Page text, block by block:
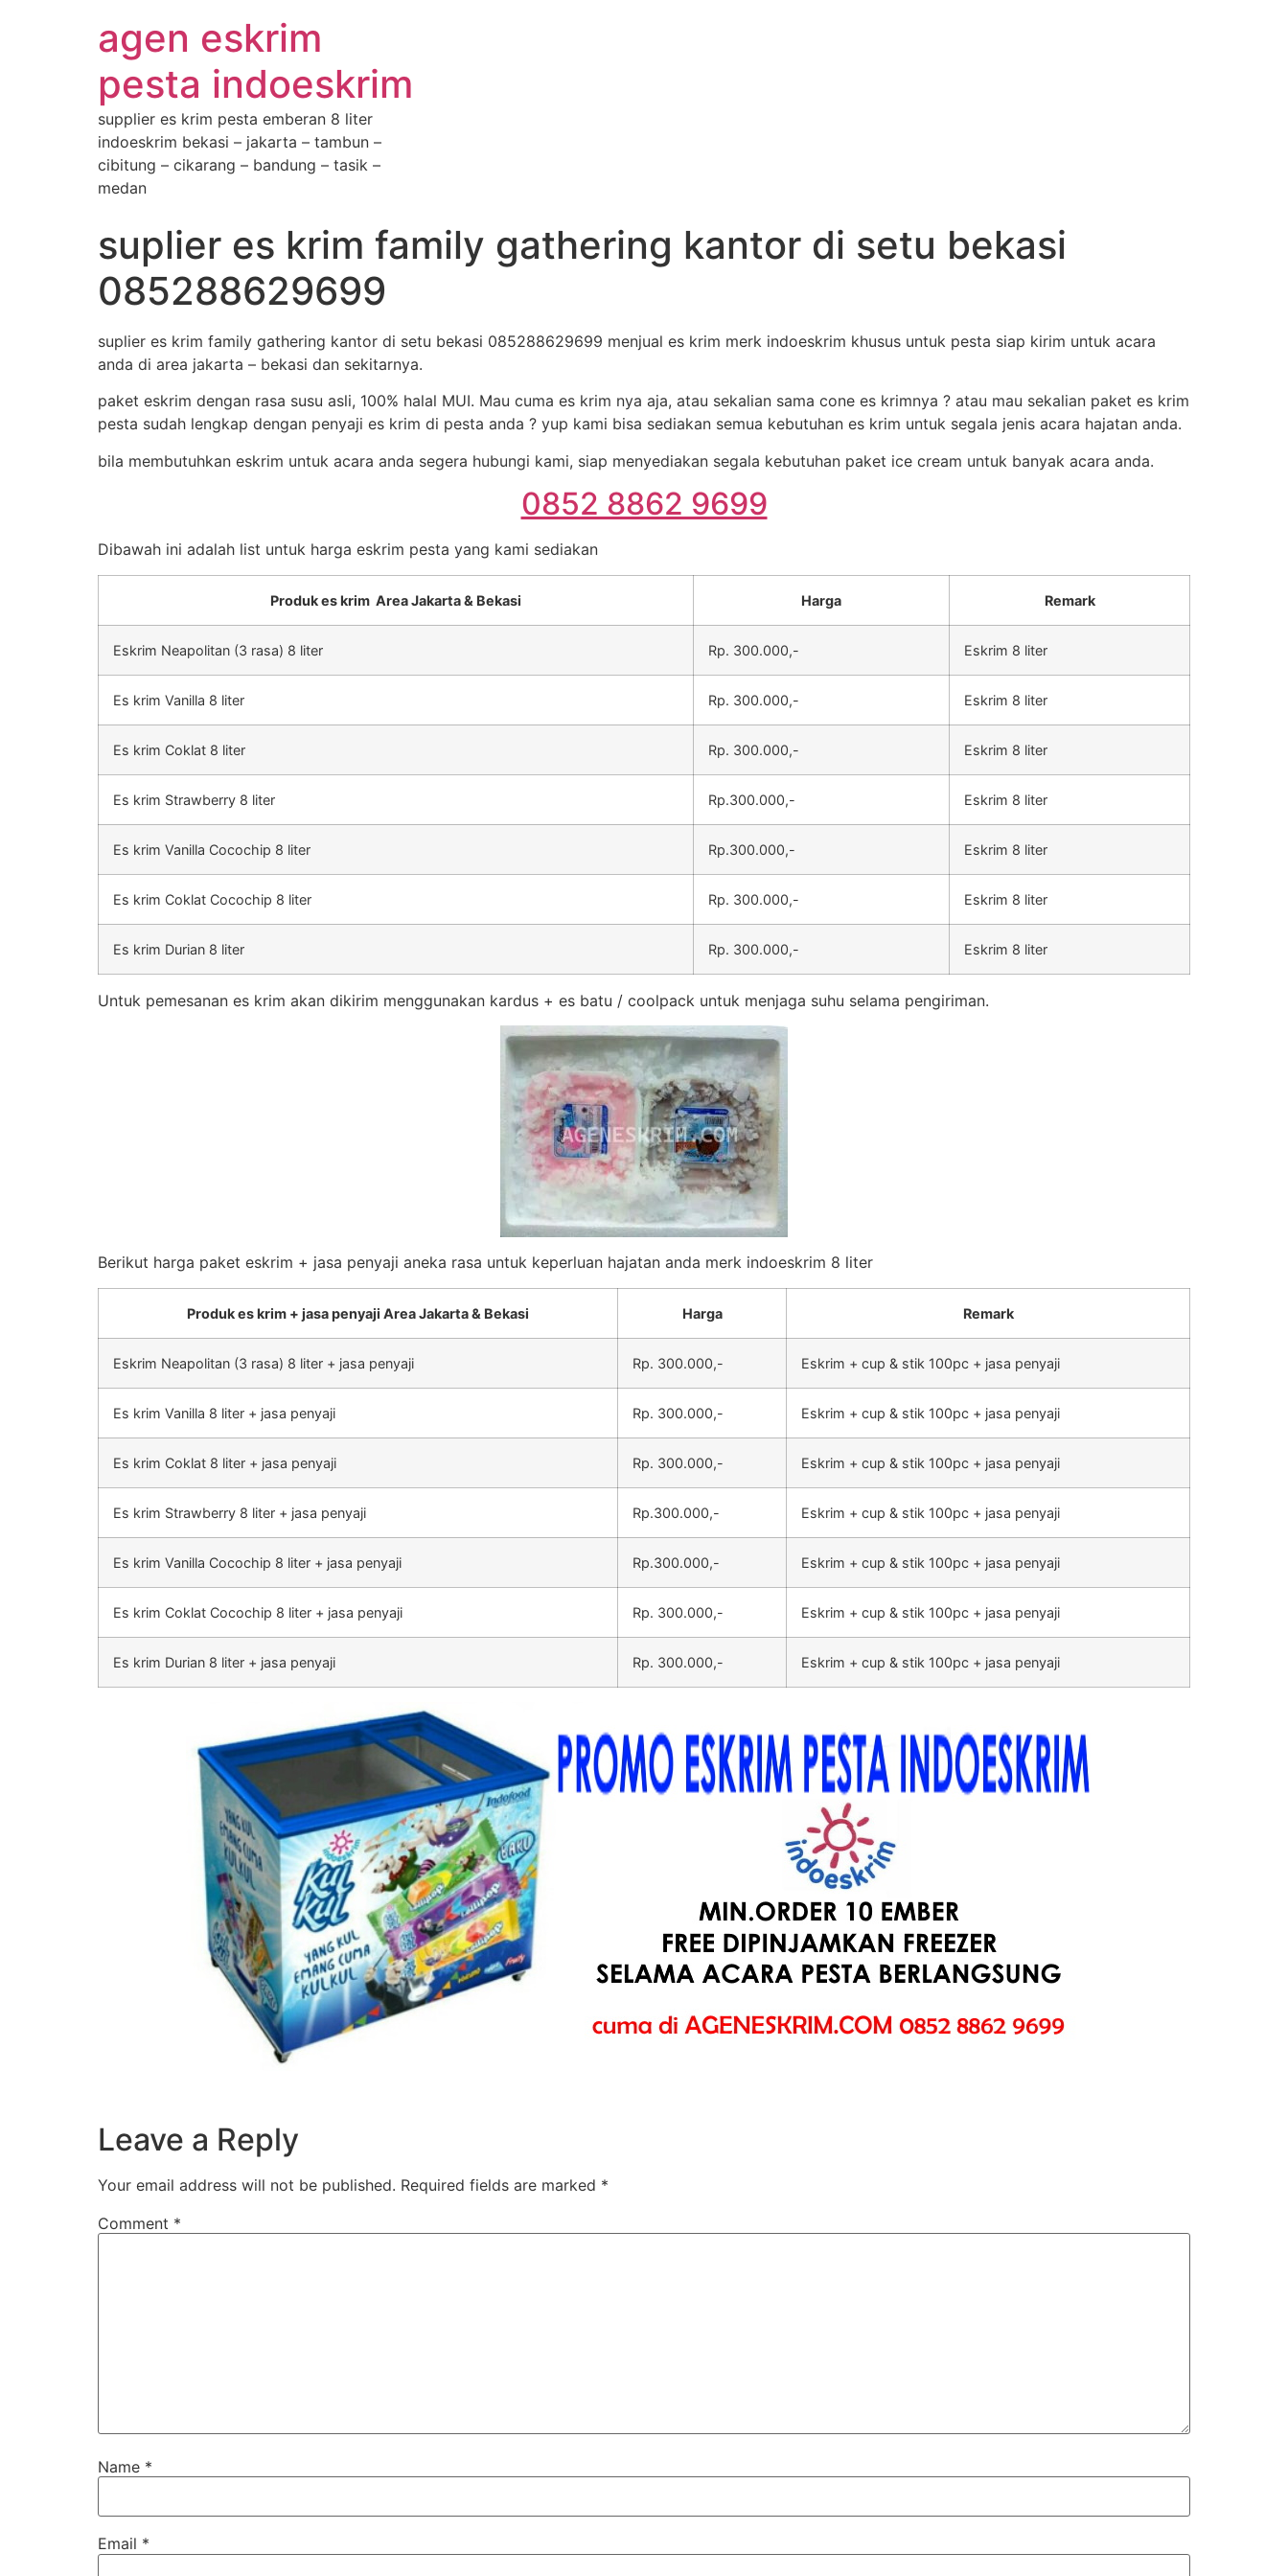
agen eskrim
pesta indoeskrim
supplier es krim pesta emberan 8 liter
indoeskrim bekasi – jakarta – tambun –
cibitung – cikarang – bandung – tasik –
medan
suplier es krim family gathering kantor di setu bekasi
085288629699
suplier es krim family gathering kantor di setu bekasi 085288629699 menjual es krim merk indoeskrim khusus untuk pesta siap kirim untuk acara
anda di area jakarta – bekasi dan sekitarnya.
paket eskrim dengan rasa susu asli, 100% halal MUI. Mau cuma es krim nya aja, atau sekalian sama cone es krimnya ? atau mau sekalian paket es krim
pesta sudah lengkap dengan penyaji es krim di pesta anda ? yup kami bisa sediakan semua kebutuhan es krim untuk segala jenis acara hajatan anda.
bila membutuhkan eskrim untuk acara anda segera hubungi kami, siap menyediakan segala kebutuhan paket ice cream untuk banyak acara anda.
0852 8862 9699
Dibawah ini adalah list untuk harga eskrim pesta yang kami sediakan
Produk es krim Area Jakarta & Bekasi Harga Remark
Eskrim Neapolitan (3 rasa) 8 liter Rp. 300.000,- Eskrim 8 liter
Es krim Vanilla 8 liter Rp. 300.000,- Eskrim 8 liter
Es krim Coklat 8 liter Rp. 300.000,- Eskrim 8 liter
Es krim Strawberry 8 liter Rp.300.000,- Eskrim 8 liter
Es krim Vanilla Cocochip 8 liter Rp.300.000,- Eskrim 8 liter
Es krim Coklat Cocochip 8 liter Rp. 300.000,- Eskrim 8 liter
Es krim Durian 8 liter Rp. 300.000,- Eskrim 8 liter
Untuk pemesanan es krim akan dikirim menggunakan kardus + es batu / coolpack untuk menjaga suhu selama pengiriman.
Berikut harga paket eskrim + jasa penyaji aneka rasa untuk keperluan hajatan anda merk indoeskrim 8 liter
Produk es krim + jasa penyaji Area Jakarta & Bekasi Harga Remark
Eskrim Neapolitan (3 rasa) 8 liter + jasa penyaji Rp. 300.000,- Eskrim + cup & stik 100pc + jasa penyaji
Es krim Vanilla 8 liter + jasa penyaji Rp. 300.000,- Eskrim + cup & stik 100pc + jasa penyaji
Es krim Coklat 8 liter + jasa penyaji Rp. 300.000,- Eskrim + cup & stik 100pc + jasa penyaji
Es krim Strawberry 8 liter + jasa penyaji Rp.300.000,- Eskrim + cup & stik 100pc + jasa penyaji
Es krim Vanilla Cocochip 8 liter + jasa penyaji Rp.300.000,- Eskrim + cup & stik 100pc + jasa penyaji
Es krim Coklat Cocochip 8 liter + jasa penyaji Rp. 300.000,- Eskrim + cup & stik 100pc + jasa penyaji
Es krim Durian 8 liter + jasa penyaji Rp. 300.000,- Eskrim + cup & stik 100pc + jasa penyaji
Leave a Reply
Your email address will not be published. Required fields are marked *
Comment *
Name *
Email *